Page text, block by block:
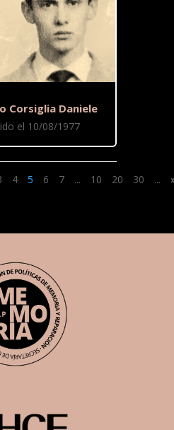
Corsiglia Daniele
el 10/08/1977
4 5 6 7 ... 10 20 30 ...